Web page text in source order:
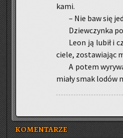
ka­mi.
– Nie baw się
Dziew­czyn­ka
Leon ją lubił i
ciele, zo­sta­wia­jąc
A potem
miały smak lodów
KOMENTARZE